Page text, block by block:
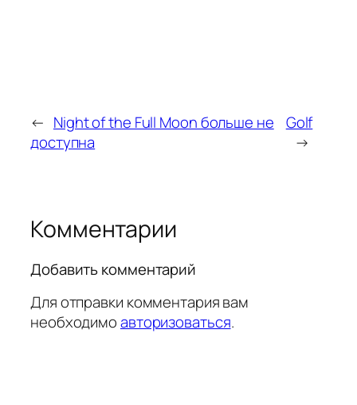
← Night of the Full Moon больше не
доступна
Golf
→
Комментарии
Добавить комментарий
Для отправки комментария вам
необходимоавторизоваться.